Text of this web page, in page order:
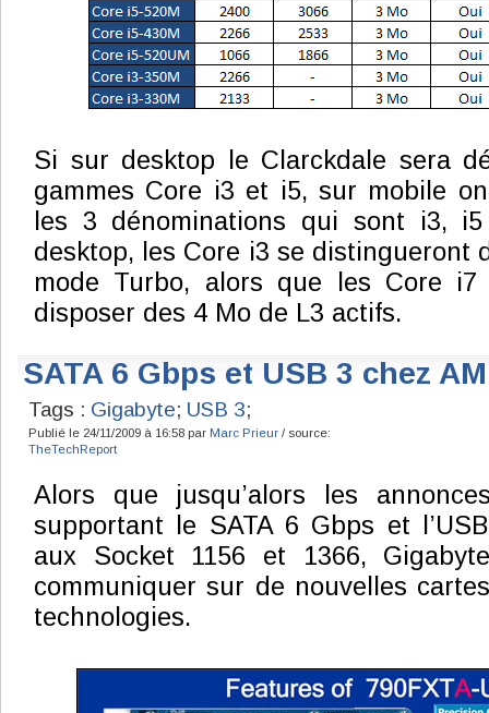
Si sur desktop le Clarckdale sera
gammes Core i3 et i5, sur mobile
les 3 dénominations qui sont i3,
desktop, les Core i3 se distingueront
mode Turbo, alors que les Core
disposer des 4 Mo de L3 actifs.
SATA 6 Gbps et USB 3 chez
Tags : Gigabyte; USB 3;
Publié le 24/11/2009 à 16:58 par Marc Prieur / source:
TheTechReport
Alors que jusqu’alors les
supportant le SATA 6 Gbps et
aux Socket 1156 et 1366,
communiquer sur de nouvelles
technologies.